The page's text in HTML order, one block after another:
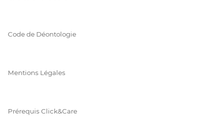
Code de Déontologie
Mentions Légales
Prérequis Click&Care